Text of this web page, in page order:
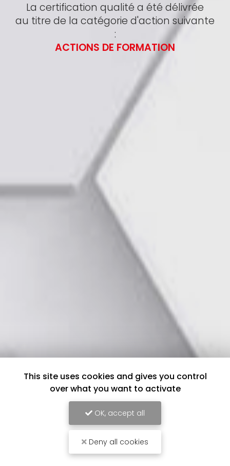
La certification qualité a été délivrée
au titre de la catégorie d'action suivante
:
ACTIONS DE FORMATION
This site uses cookies and gives you control
over what you want to activate
OK, accept all
Deny all cookies